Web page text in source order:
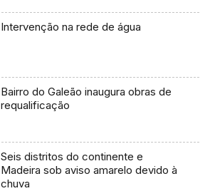
Intervenção na rede de água
Bairro do Galeão inaugura obras de
requalificação
Seis distritos do continente e
Madeira sob aviso amarelo devido à
chuva